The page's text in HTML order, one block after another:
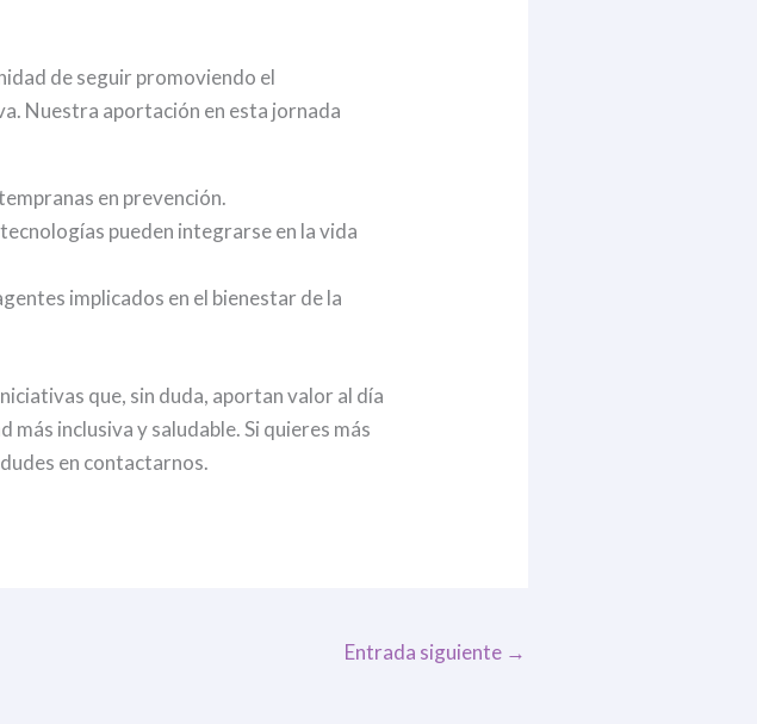
de seguir promoviendo el
Nuestra aportación en esta jornada
en prevención.
pueden integrarse en la vida
implicados en el bienestar de la
que, sin duda, aportan valor al día
inclusiva y saludable. Si quieres más
en contactarnos.
Entrada siguiente →